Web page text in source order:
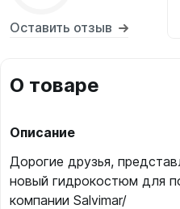
Оставить отзыв
О товаре
Описание
Дорогие друзья,
новый гидрокостюм для
компании Salvimar/